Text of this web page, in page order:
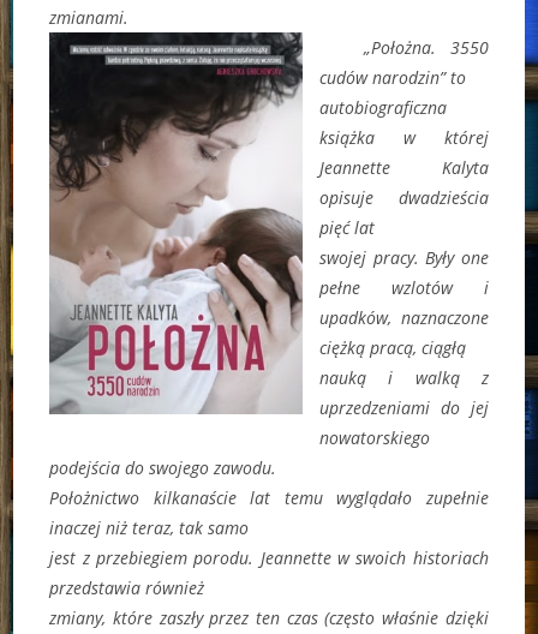
zmianami.
„Położna. 3550
cudów narodzin” to
autobiograficzna
książka w której
Jeannette Kalyta
opisuje dwadzieścia
pięć lat
swojej pracy. Były one
pełne wzlotów i
upadków, naznaczone
ciężką pracą, ciągłą
nauką i walką z
uprzedzeniami do jej
nowatorskiego
podejścia do swojego zawodu.
Położnictwo kilkanaście lat temu wyglądało zupełnie
inaczej niż teraz, tak samo
jest z przebiegiem porodu. Jeannette w swoich historiach
przedstawia również
zmiany, które zaszły przez ten czas (często właśnie dzięki